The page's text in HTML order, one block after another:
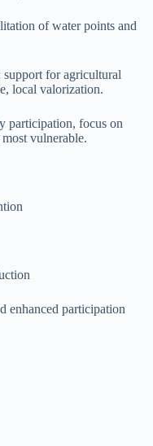
of water points and
support for agricultural
local valorization.
participation, focus on
vulnerable.
enhanced participation